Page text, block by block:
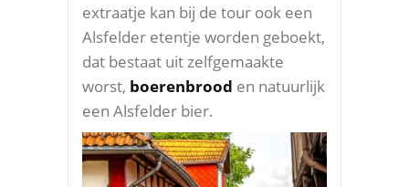
extraatje kan bij de tour ook een
Alsfelder etentje worden geboekt,
dat bestaat uit zelfgemaakte
worst, boerenbrood en natuurlijk
een Alsfelder bier.